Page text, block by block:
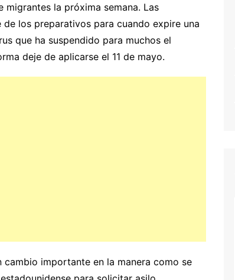
migrantes la próxima semana. Las
los preparativos para cuando expire una
que ha suspendido para muchos el
deje de aplicarse el 11 de mayo.
importante en la manera como se